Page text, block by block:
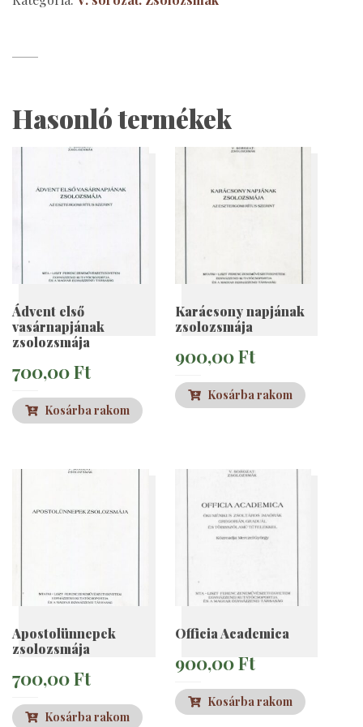
Hasonló termékek
Ádvent első
vasárnapjának
zsolozsmája
700,00Ft
Kosárba rakom
Karácsony napjának
zsolozsmája
900,00Ft
Kosárba rakom
Apostolünnepek
zsolozsmája
700,00Ft
Kosárba rakom
Officia Academica
900,00Ft
Kosárba rakom